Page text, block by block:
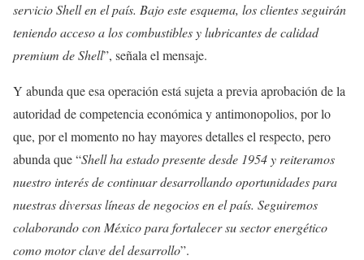
servicio Shell en el país. Bajo este esquema, los clientes seguirán
teniendo acceso a los combustibles y lubricantes de calidad
premium de Shell”, señala el mensaje.
Y abunda que esa operación está sujeta a previa aprobación de la
autoridad de competencia económica y antimonopolios, por lo
que, por el momento no hay mayores detalles el respecto, pero
abunda que “Shell ha estado presente desde 1954 y reiteramos
nuestro interés de continuar desarrollando oportunidades para
nuestras diversas líneas de negocios en el país. Seguiremos
colaborando con México para fortalecer su sector energético
como motor clave del desarrollo”.